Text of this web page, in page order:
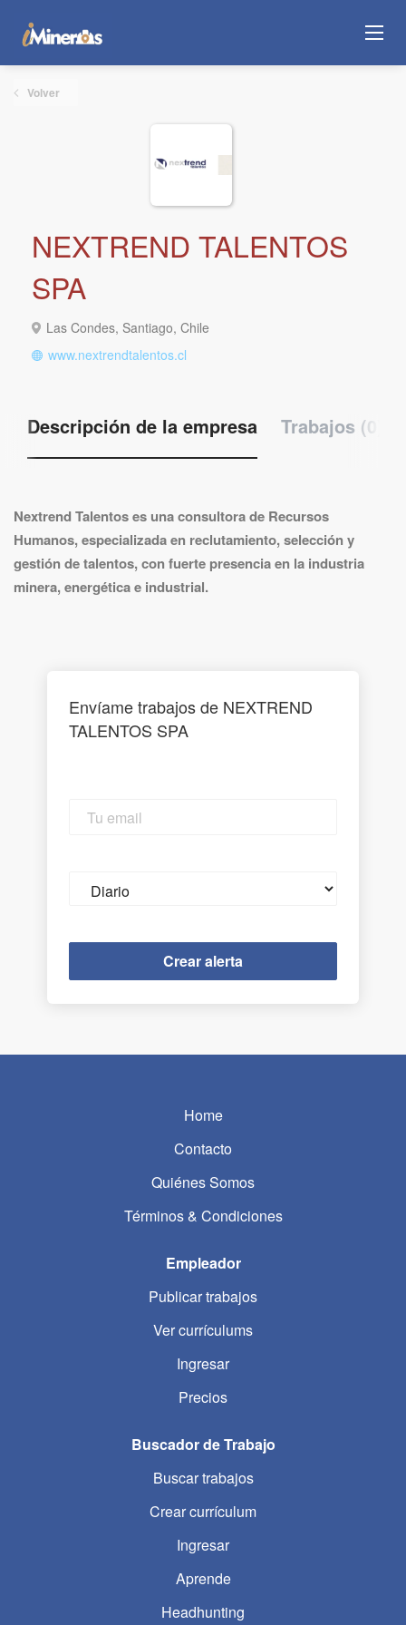
Volver
NEXTREND TALENTOS
SPA
Las Condes, Santiago, Chile
www.nextrendtalentos.cl
Descripción de la empresa Trabajos (0)
Nextrend Talentos es una consultora de Recursos
Humanos, especializada en reclutamiento, selección y
gestión de talentos, con fuerte presencia en la industria
minera, energética e industrial.
Envíame trabajos de NEXTREND
TALENTOS SPA
email
frequency
Home
Contacto
Quiénes Somos
Términos & Condiciones
Empleador
Publicar trabajos
Ver currículums
Ingresar
Precios
Buscador de Trabajo
Buscar trabajos
Crear currículum
Ingresar
Aprende
Headhunting